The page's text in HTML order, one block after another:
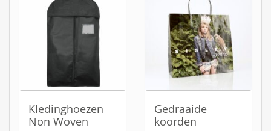
Kledinghoezen
Non Woven
Gedraaide
koorden